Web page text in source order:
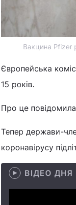
Вакцина Pfizer
Європейська
15 років.
Про це
Тепер держави-
коронавірусу
ВІДЕО ДНЯ